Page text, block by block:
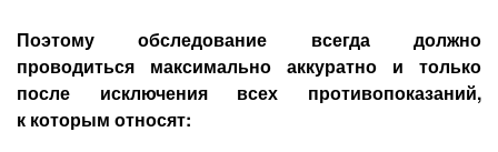
Поэтому обследование всегда должно
проводиться максимально аккуратно и только
после исключения всех противопоказаний,
к которым относят: